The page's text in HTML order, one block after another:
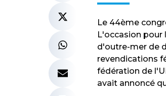
Le 44ème
L'occasion pour
d'outre-mer de
revendications
fédération de
avait annoncé